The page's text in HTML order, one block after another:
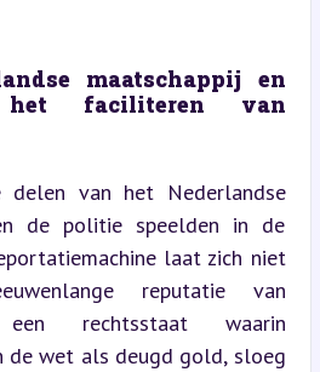
maatschappij en
faciliteren van
van het Nederlandse
de politie speelden in de
laat zich niet
reputatie van
rechtsstaat waarin
de wet als deugd gold, sloeg